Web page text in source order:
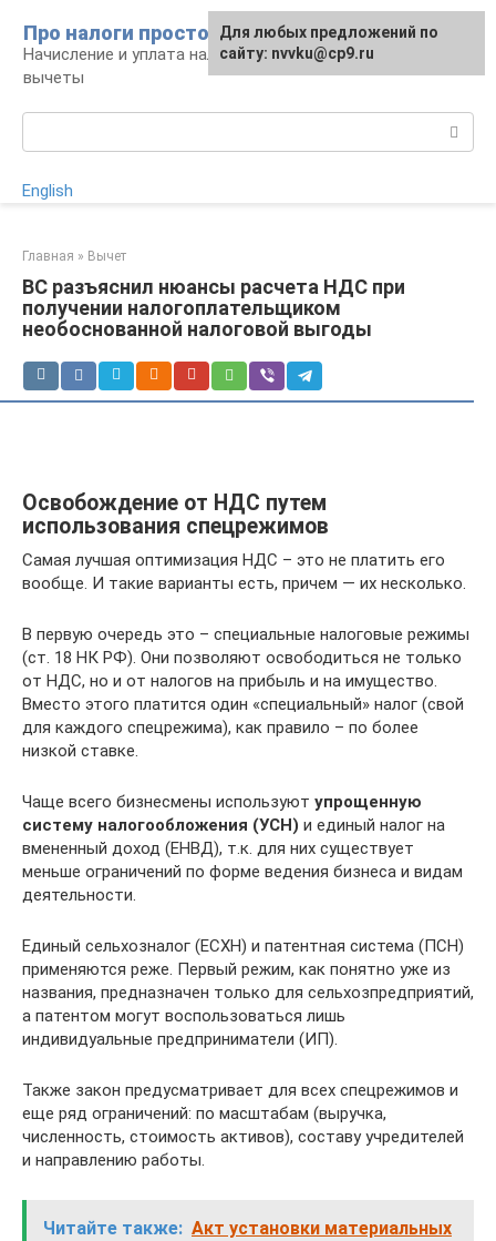
контенту
Про налоги просто
Начисление и уплата налогов, налоговые
вычеты
English
Главная » Вычет
ВС разъяснил нюансы расчета НДС при
получении налогоплательщиком
необоснованной налоговой выгоды
Освобождение от НДС путем
использования спецрежимов
Самая лучшая оптимизация НДС – это не платить его
вообще. И такие варианты есть, причем — их несколько.
В первую очередь это – специальные налоговые режимы
(ст. 18 НК РФ). Они позволяют освободиться не только
от НДС, но и от налогов на прибыль и на имущество.
Вместо этого платится один «специальный» налог (свой
для каждого спецрежима), как правило – по более
низкой ставке.
Чаще всего бизнесмены используют упрощенную
систему налогообложения (УСН) и единый налог на
вмененный доход (ЕНВД), т.к. для них существует
меньше ограничений по форме ведения бизнеса и видам
деятельности.
Единый сельхозналог (ЕСХН) и патентная система (ПСН)
применяются реже. Первый режим, как понятно уже из
названия, предназначен только для сельхозпредприятий,
а патентом могут воспользоваться лишь
индивидуальные предприниматели (ИП).
Также закон предусматривает для всех спецрежимов и
еще ряд ограничений: по масштабам (выручка,
численность, стоимость активов), составу учредителей
и направлению работы.
Читайте также: Акт установки материальных
Для любых предложений по
сайту: nvvku@cp9.ru